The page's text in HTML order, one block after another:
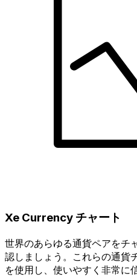
Xe Currency チャート
世界のあらゆる通貨ペアをチ
認しましょう。これらの通貨
を使用し、使いやすく非常に